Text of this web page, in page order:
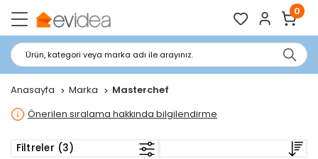
0
Ürün, kategori veya marka adı ile arayınız.
Anasayfa Marka Masterchef
Önerilen sıralama hakkında bilgilendirme
Filtreler (3)